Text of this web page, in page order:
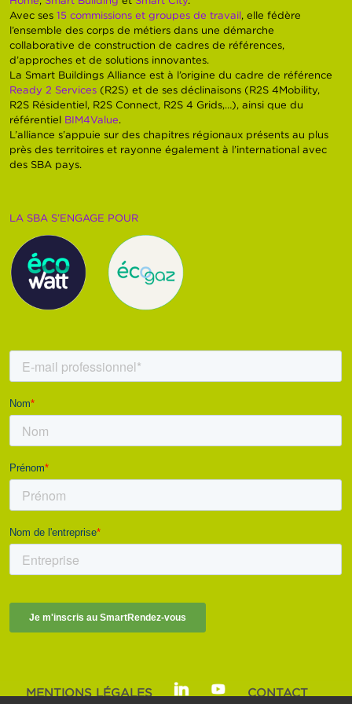
Avec ses15 commissions et groupes de travail, elle fédère
l’ensemble des corps de métiers dans une démarche
collaborative de construction de cadres de références,
d’approches et de solutions innovantes.
La Smart Buildings Alliance est à l’origine du cadre de référence
Ready 2 Services (R2S) et de ses déclinaisons (R2S 4Mobility,
R2S Résidentiel, R2S Connect, R2S 4 Grids,…), ainsi que du
référentiel BIM4Value.
L’alliance s’appuie sur des chapitres régionaux présents au plus
près des territoires et rayonne également à l’international avec
des SBA pays.
LA SBA S’ENGAGE POUR
MENTIONS LÉGALES CONTACT